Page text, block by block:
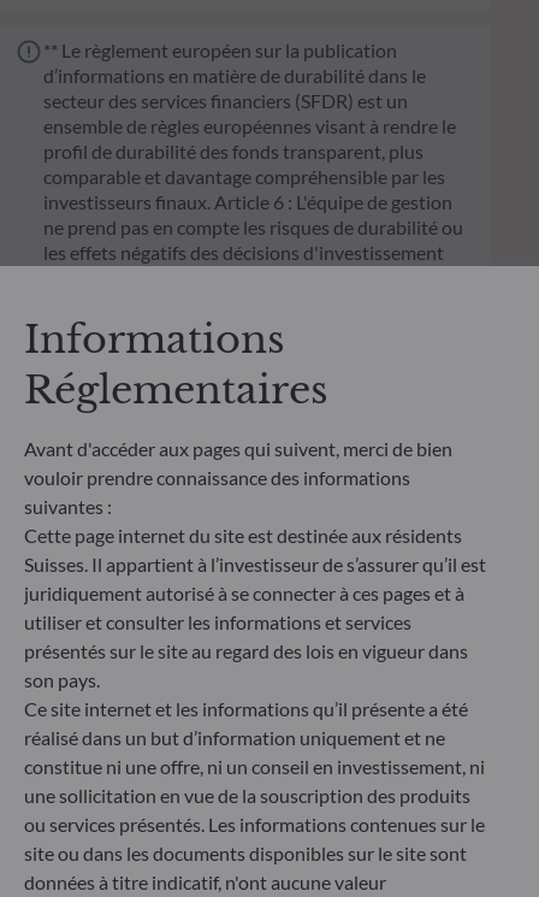
** Le règlement européen sur la publication
d’informations en matière de durabilité dans le
secteur des services financiers (SFDR) est un
ensemble de règles européennes visant à rendre le
profil de durabilité des fonds transparent, plus
comparable et davantage compréhensible par les
investisseurs finaux. Article 6 : L'équipe de gestion
ne prend pas en compte les risques de durabilité ou
les effets négatifs des décisions d'investissement
gestion traite les risques de durabilité en intégrant
des critères ESG (Environnement et/ou Social et/ou
Gouvernance) dans son processus de décision
d'investissement. Article 9 : L'équipe de gestion suit
contribue de manière significative aux défis de la
transition écologique, et traite les risques de
durabilité par le biais de notations fournies par le
fournisseur externe de données ESG de la société
de gestion
Informations
Réglementaires
Avant d'accéder aux pages qui suivent, merci de bien
vouloir prendre connaissance des informations
suivantes :
Cette page internet du site est destinée aux résidents
Suisses. Il appartient à l’investisseur de s’assurer qu’il est
juridiquement autorisé à se connecter à ces pages et à
utiliser et consulter les informations et services
présentés sur le site au regard des lois en vigueur dans
son pays.
Ce site internet et les informations qu’il présente a été
réalisé dans un but d’information uniquement et ne
constitue ni une offre, ni un conseil en investissement, ni
une sollicitation en vue de la souscription des produits
ou services présentés. Les informations contenues sur le
site ou dans les documents disponibles sur le site sont
données à titre indicatif, n'ont aucune valeur